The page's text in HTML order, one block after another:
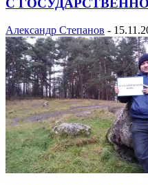
С
Александр Степанов -